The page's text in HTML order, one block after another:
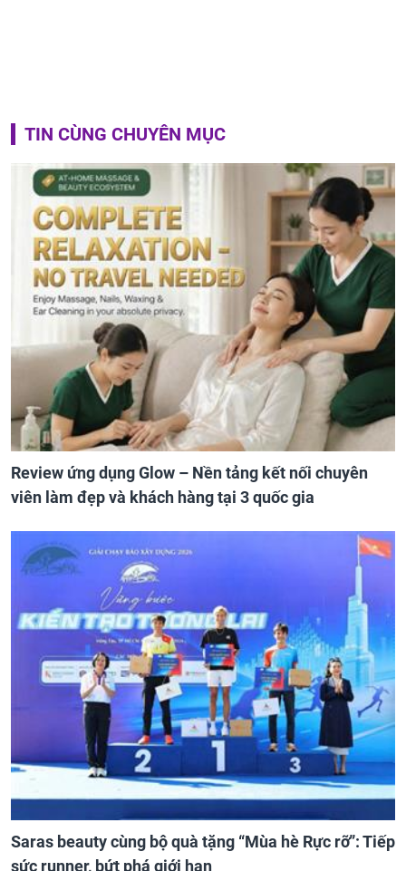
TIN CÙNG CHUYÊN MỤC
Review ứng dụng Glow – Nền tảng kết nối chuyên
viên làm đẹp và khách hàng tại 3 quốc gia
Saras beauty cùng bộ quà tặng “Mùa hè Rực rỡ”: Tiếp
sức runner, bứt phá giới hạn